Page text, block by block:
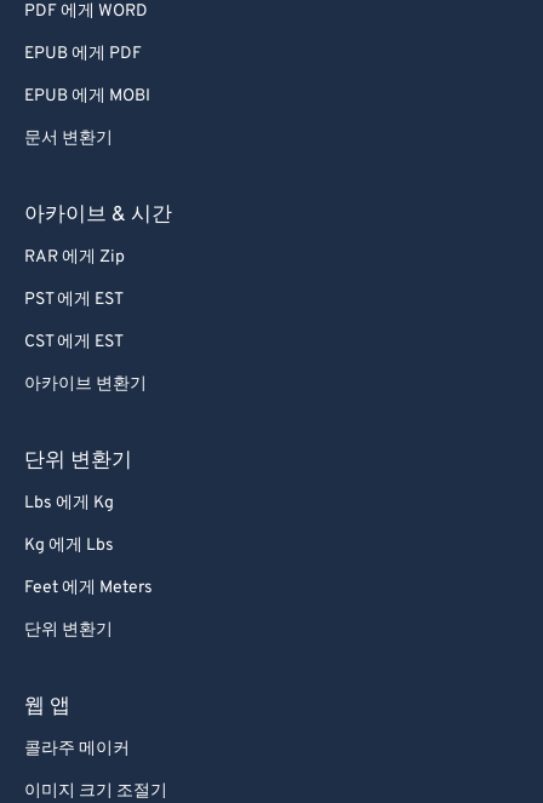
PDF 에게 WORD
EPUB 에게 PDF
EPUB 에게 MOBI
문서 변환기
아카이브 & 시간
RAR 에게 Zip
PST 에게 EST
CST 에게 EST
아카이브 변환기
단위 변환기
Lbs 에게 Kg
Kg 에게 Lbs
Feet 에게 Meters
단위 변환기
웹 앱
콜라주 메이커
이미지 크기 조절기